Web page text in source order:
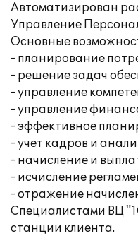
Автоматизирован
Управление
Основные
- планирование
- решение задач
- управление
- управление
- эффективное
- учет кадров и
- начисление и
- исчисление
- отражение
Специалистами ВЦ
станции клиента.